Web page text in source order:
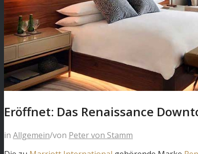
Eröffnet: Das Renaissance
in Allgemein/von Peter von Stamm